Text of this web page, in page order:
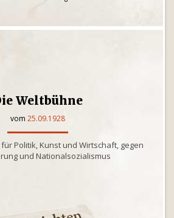
Weltbühne
vom 25.09.1928
Politik, Kunst und Wirtschaft, gegen
und Nationalsozialismus